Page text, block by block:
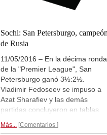
Sochi: San Petersburgo, campeón
de Rusia
11/05/2016 – En la décima ronda
de la "Premier League", San
Petersburgo ganó 3½:2½.
Vladimir Fedoseev se impuso a
Azat Sharafiev y las demás
partidas concluyeron en tablas.
Zhiguli 5:1, con cuatro victorias
Más... Comentarios